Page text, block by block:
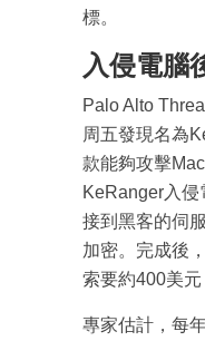
標。
入侵電腦
Palo Alto
周五發現名為
款能夠攻擊
KeRanger入
接到黑客的伺
加密。完成後
索要約400美元
專家估計，每